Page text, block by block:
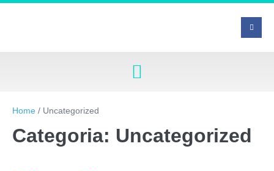
Home / Uncategorized
Categoria: Uncategorized